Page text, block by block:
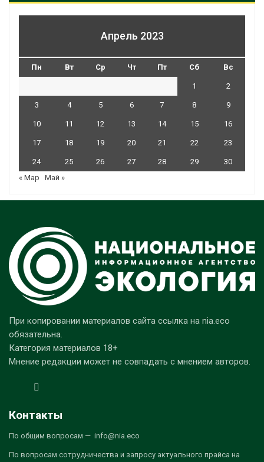
Апрель 2023
Пн Вт Ср Чт Пт Сб Вс
1 2
3 4 5 6 7 8 9
10 11 12 13 14 15 16
17 18 19 20 21 22 23
24 25 26 27 28 29
30
« Мар
Май »
При копировании материалов сайта ссылка на nia.eco
обязательна.
Категория материалов 18+
Мнение редакции может не совпадать с мнением авторов.
Контакты
По общим вопросам — info@nia.eco
По вопросам сотрудничества и запросу актуального прайса на